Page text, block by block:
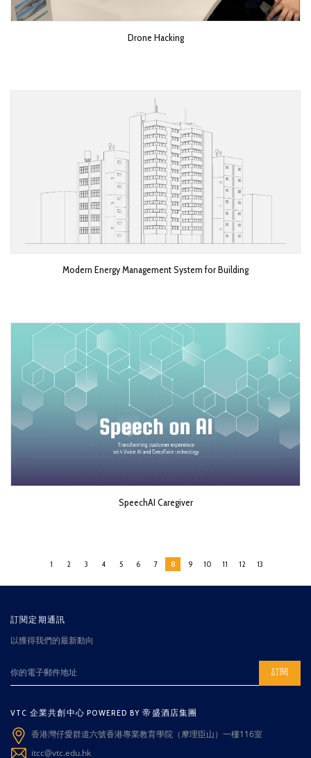
Drone Hacking
Modern Energy Management System for Building
SpeechAI Caregiver
1 2 3 4 5 6 7 8 9 10 11 12 13
訂閱定期通訊
以獲得我們的最新動向
訂閱
VTC 企業共創中心 POWERED BY 帝盛酒店集團
香港灣仔愛群道六號香港專業教育學院（摩理臣山）一樓116室
itcc@vtc.edu.hk